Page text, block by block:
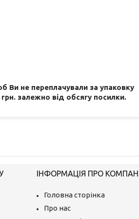
Ви не переплачували за упаковку
залежно від обсягу посилки.
ІНФОРМАЦІЯ ПРО
Головна сторінка
Про нас